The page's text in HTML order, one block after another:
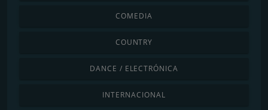
COMEDIA
COUNTRY
DANCE / ELECTRÓNICA
INTERNACIONAL